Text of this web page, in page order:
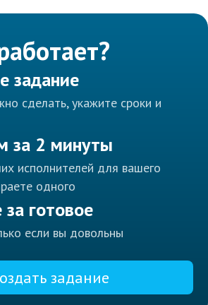
задание
сделать, укажите сроки и
за 2 минуты
исполнителей для вашего
одного
готовое
если вы довольны
задание